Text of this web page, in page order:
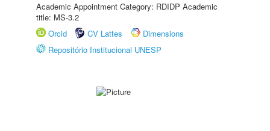
Academic Appointment Category: RDIDP Academic
title: MS-3.2
Orcid
CV Lattes
Dimensions
Repositório Institucional UNESP